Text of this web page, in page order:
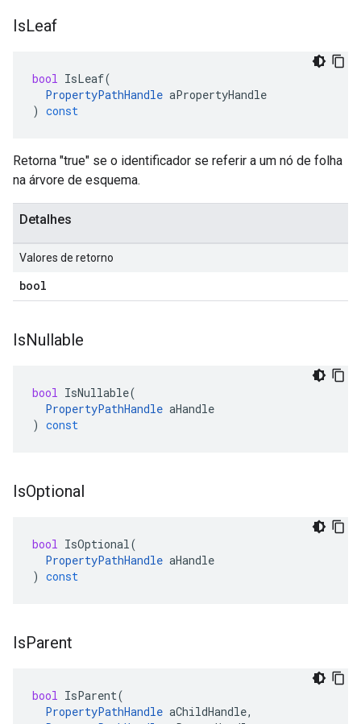
IsLeaf
bool IsLeaf(
PropertyPathHandle aPropertyHandle
) const
Retorna "true" se o identificador se referir a um nó de folha
na árvore de esquema.
Detalhes
Valores de retorno
bool
IsNullable
bool IsNullable(
PropertyPathHandle aHandle
) const
IsOptional
bool IsOptional(
PropertyPathHandle aHandle
) const
IsParent
bool IsParent(
PropertyPathHandle aChildHandle,